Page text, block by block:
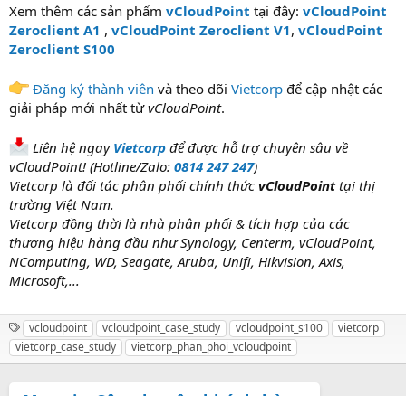
Xem thêm các sản phẩm vCloudPoint tại đây: vCloudPoint
Zeroclient A1 , vCloudPoint Zeroclient V1, vCloudPoint
Zeroclient S100
Đăng ký thành viên và theo dõi Vietcorp để cập nhật các
giải pháp mới nhất từvCloudPoint.
Liên hệ ngay Vietcorp để được hỗ trợ chuyên sâu về
vCloudPoint! (Hotline/Zalo: 0814 247 247)
Vietcorp là đối tác phân phối chính thức vCloudPointtại thị
trường Việt Nam.
Vietcorp đồng thời là nhà phân phối & tích hợp của các
thương hiệu hàng đầu như Synology, Centerm, vCloudPoint,
NComputing, WD, Seagate, Aruba, Unifi, Hikvision, Axis,
Microsoft,...
T
a
g
s
vcloudpoint vcloudpoint_case_study vcloudpoint_s100
vietcorp
vietcorp_case_study
vietcorp_phan_phoi_vcloudpoint